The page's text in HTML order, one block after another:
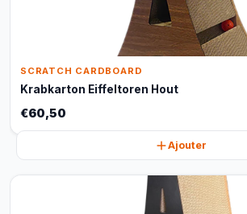
SCRATCH CARDBOARD
Krabkarton Eiffeltoren Hout
€60,50
Ajouter